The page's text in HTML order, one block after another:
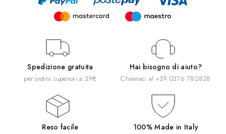
Spedizione gratuita
per ordini superiori a 39€
Hai bisogno di aiuto?
Chiamaci al +39 0376 782838
Reso facile 100% Made in Italy